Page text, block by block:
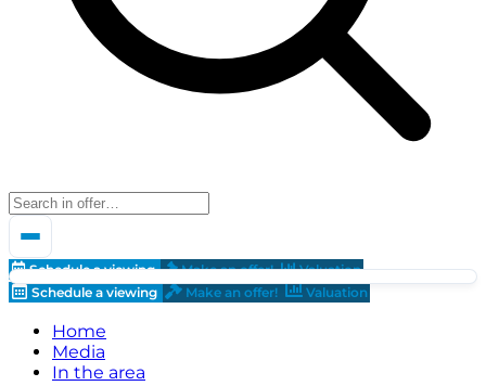
Schedule a viewing Make an offer!
Valuation
Schedule a viewing
Make an offer! Valuation
Home
Media
In the area